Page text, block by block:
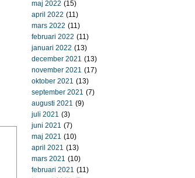
maj 2022 (15)
april 2022 (11)
mars 2022 (11)
februari 2022 (11)
januari 2022 (13)
december 2021 (13)
november 2021 (17)
oktober 2021 (13)
september 2021 (7)
augusti 2021 (9)
juli 2021 (3)
juni 2021 (7)
maj 2021 (10)
april 2021 (13)
mars 2021 (10)
februari 2021 (11)